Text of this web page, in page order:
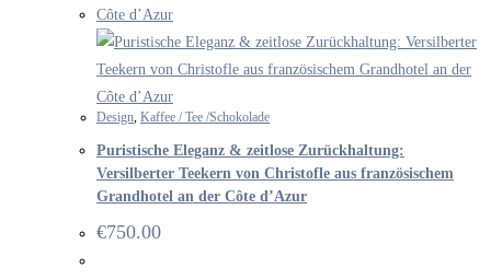
Design, Kaffee / Tee /Schokolade
Puristische Eleganz & zeitlose Zurückhaltung:
Versilberter Teekern von Christofle aus französischem
Grandhotel an der Côte d’Azur
€750.00